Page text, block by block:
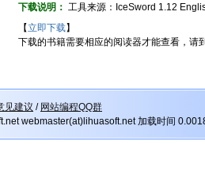
下载说明： 工具来源：IceSword 1.12
【立即下载】
下载的书籍需要相应的阅读器才能查看，
见建议 / 网站编程QQ群
webmaster(at)lihuasoft.net 加载时间